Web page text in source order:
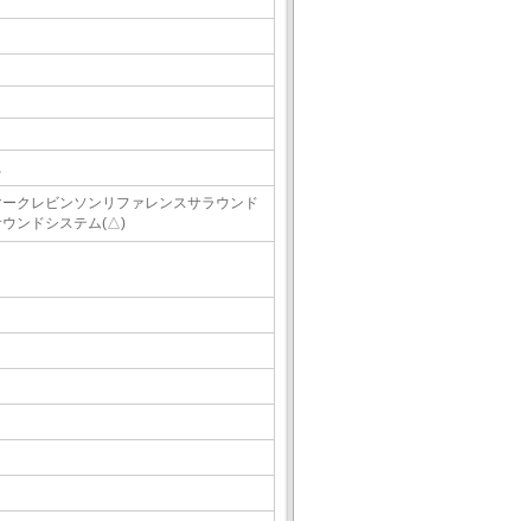
クレビンソンリファレンスサラウンド
ウンドシステム(△)